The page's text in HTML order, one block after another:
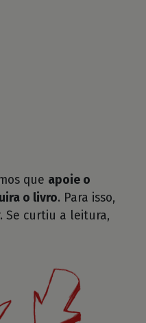
que apoie o
o livro. Para isso,
Se curtiu a leitura,